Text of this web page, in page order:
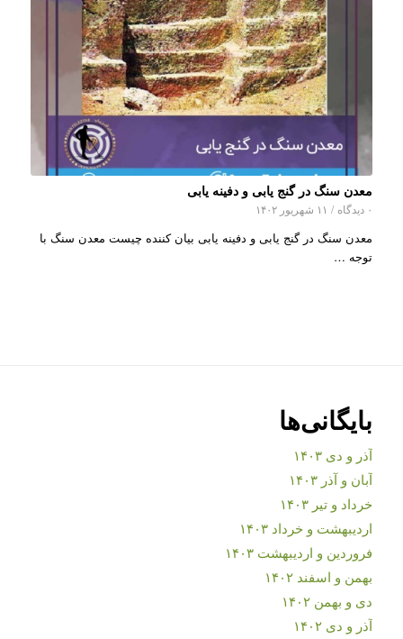
معدن سنگ در گنج یابی و دفینه یابی
۰ دیدگاه / ۱۱ شهریور ۱۴۰۲
معدن سنگ در گنج یابی و دفینه یابی بیان کننده چیست معدن سنگ با
توجه …
بایگانی‌ها
آذر و دی ۱۴۰۳
آبان و آذر ۱۴۰۳
خرداد و تیر ۱۴۰۳
اردیبهشت و خرداد ۱۴۰۳
فروردین و اردیبهشت ۱۴۰۳
بهمن و اسفند ۱۴۰۲
دی و بهمن ۱۴۰۲
آذر و دی ۱۴۰۲